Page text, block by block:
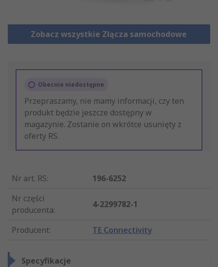
Zobacz wszystkie Złącza samochodowe
Obecnie niedostępne
Przepraszamy, nie mamy informacji, czy ten
produkt będzie jeszcze dostępny w
magazynie. Zostanie on wkrótce usunięty z
oferty RS.
Nr art. RS:
196-6252
Nr części
producenta:
4-2299782-1
Producent: TE Connectivity
Specyfikacje